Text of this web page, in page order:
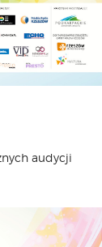
audycji